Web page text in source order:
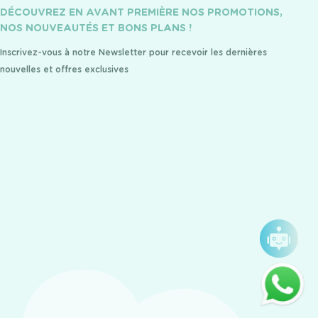
DÉCOUVREZ EN AVANT PREMIÈRE NOS PROMOTIONS,
NOS NOUVEAUTÉS ET BONS PLANS !
Inscrivez-vous à notre Newsletter pour recevoir les dernières
nouvelles et offres exclusives